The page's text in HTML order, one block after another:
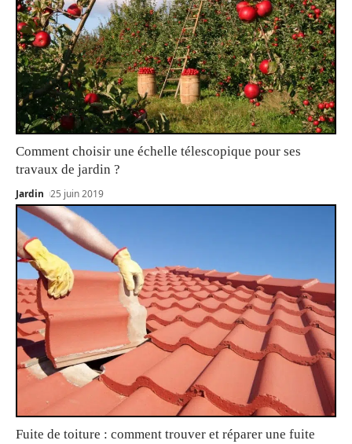
Comment choisir une échelle télescopique pour ses
travaux de jardin ?
Jardin 25 juin 2019
Fuite de toiture : comment trouver et réparer une fuite